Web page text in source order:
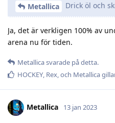
Metallica Drick öl och
Ja, det är verkligen 100% av
arena nu för tiden.
Metallicasvarade på detta.
HOCKEY, Rex, och Metallica
Metallica 13 jan 2023